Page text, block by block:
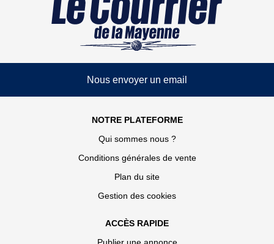
Nous envoyer un email
NOTRE PLATEFORME
Qui sommes nous ?
Conditions générales de vente
Plan du site
Gestion des cookies
ACCÈS RAPIDE